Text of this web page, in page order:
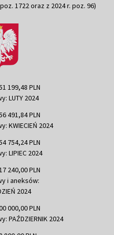
1722 oraz z 2024 r. poz. 96)
199,48 PLN
LUTY 2024
491,84 PLN
KWIECIEŃ 2024
754,24 PLN
LIPIEC 2024
240,00 PLN
i aneksów:
2024
000,00 PLN
PAŹDZIERNIK 2024